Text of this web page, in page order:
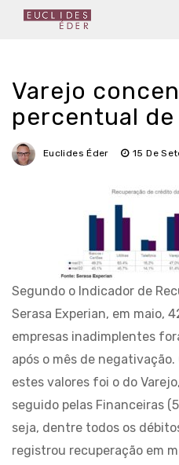
Varejo
percentual
Euclides Éder 15 De
Segundo o Indicador de
Serasa Experian, em maio,
empresas inadimplentes
após o mês de
estes valores foi o do
seguido pelas Financeiras
seja, dentre todos os
registrou recuperação em